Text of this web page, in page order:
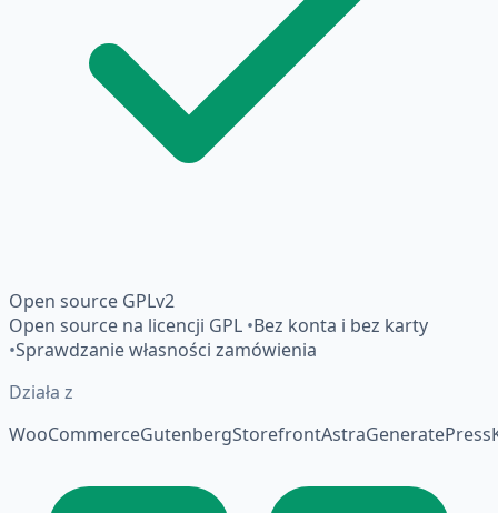
Open source GPLv2
Open source na licencji GPL •Bez konta i bez karty
•Sprawdzanie własności zamówienia
Działa z
WooCommerceGutenbergStorefrontAstraGeneratePress